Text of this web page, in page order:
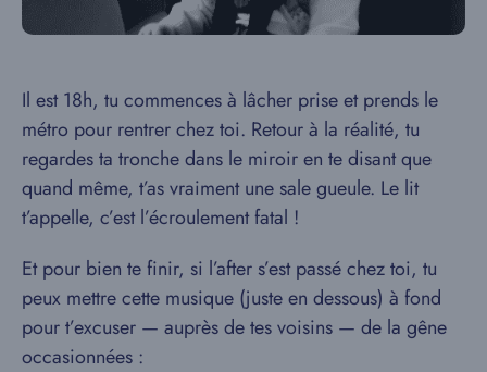
Il est 18h, tu commences à lâcher prise et prends le
métro pour rentrer chez toi. Retour à la réalité, tu
regardes ta tronche dans le miroir en te disant que
quand même, t’as vraiment une sale gueule. Le lit
t’appelle, c’est l’écroulement fatal !
Et pour bien te finir, si l’after s’est passé chez toi, tu
peux mettre cette musique (juste en dessous) à fond
pour t’excuser — auprès de tes voisins — de la gêne
occasionnées :